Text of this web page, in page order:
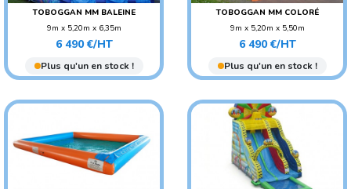
TOBOGGAN MM BALEINE
9m x 5,20m x 6,35m
POIDS : 180 KG
AGE CONSEILLÉ :
ADO/ADULTE
Prix
6 490 €/HT
Plus qu'un en stock !
TOBOGGAN MM COLORÉ
9m x 5,20m x 5,50m
POIDS : 380 KG
AGE CONSEILLÉ :
ADO/ADULTE
Prix
6 490 €/HT
Plus qu'un en stock !